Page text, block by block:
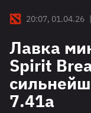
20:07, 01.04.26 |
Лавка
Spirit
7.41a